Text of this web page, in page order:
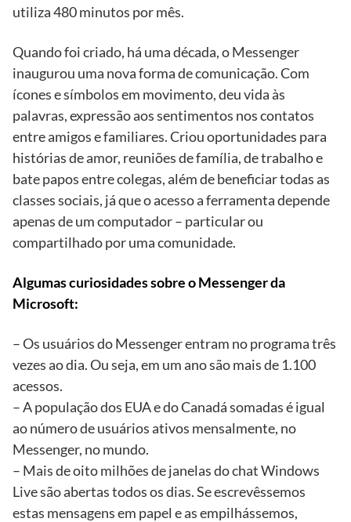
utiliza 480 minutos por mês.
Quando foi criado, há uma década, o Messenger
inaugurou uma nova forma de comunicação. Com
ícones e símbolos em movimento, deu vida às
palavras, expressão aos sentimentos nos contatos
entre amigos e familiares. Criou oportunidades para
histórias de amor, reuniões de família, de trabalho e
bate papos entre colegas, além de beneficiar todas as
classes sociais, já que o acesso a ferramenta depende
apenas de um computador – particular ou
compartilhado por uma comunidade.
Algumas curiosidades sobre o Messenger da
Microsoft:
– Os usuários do Messenger entram no programa três
vezes ao dia. Ou seja, em um ano são mais de 1.100
acessos.
– A população dos EUA e do Canadá somadas é igual
ao número de usuários ativos mensalmente, no
Messenger, no mundo.
– Mais de oito milhões de janelas do chat Windows
Live são abertas todos os dias. Se escrevêssemos
estas mensagens em papel e as empilhássemos,